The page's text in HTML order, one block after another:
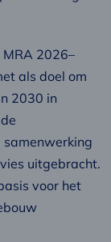
2026–
als doel om
2030 in
uitgebracht.
voor het